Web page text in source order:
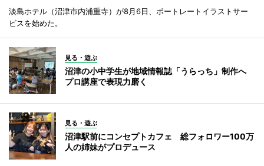
淡島ホテル（沼津市内浦重寺）が8月6日、ポートレートイラストサー
ビスを始めた。
見る・遊ぶ
沼津の小中学生が地域情報誌「うらっち」制作へ
プロ講座で表現力磨く
見る・遊ぶ
沼津駅前にコンセプトカフェ 総フォロワー100万
人の姉妹がプロデュース